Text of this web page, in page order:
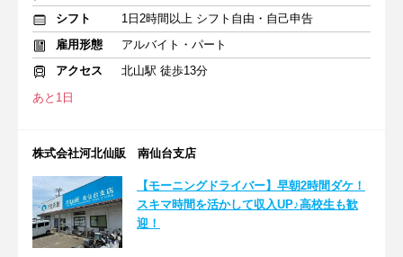
シフト
1日2時間以上 シフト自由・自己申告
雇用形態
アルバイト・パート
アクセス
北山駅 徒歩13分
あと1日
株式会社河北仙販 南仙台支店
【モーニングドライバー】早朝2時間ダケ！
スキマ時間を活かして収入UP♪高校生も歓
迎！